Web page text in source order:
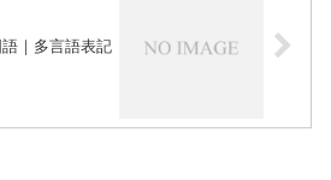
｜多言語表記